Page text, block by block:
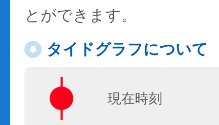
とができます。
タイドグラフについて
現在時刻